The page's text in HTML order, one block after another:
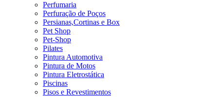
Perfumaria
Perfuração de Poços
Persianas,Cortinas e Box
Pet Shop
Pet-Shop
Pilates
Pintura Automotiva
Pintura de Motos
Pintura Eletrostática
Piscinas
Pisos e Revestimentos